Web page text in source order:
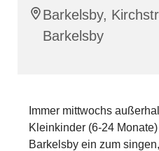
Barkelsby,
Barkelsby
Immer mittwochs
Kleinkinder (6-24
Barkelsby ein zum